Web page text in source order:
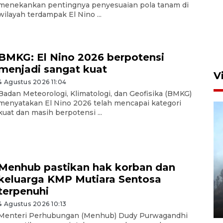
pentingnya penyesuaian pola tanam di
terdampak El Nino ...
El Nino 2026 berpotensi
sangat kuat
Agustus 2026 11:04
Meteorologi, Klimatologi, dan Geofisika (BMKG)
El Nino 2026 telah mencapai kategori
dan masih berpotensi ...
pastikan hak korban dan
KMP Mutiara Sentosa
Agustus 2026 10:13
Perhubungan (Menhub) Dudy Purwagandhi
BPBD Jatim kerahkan "Drone
Water Spray" bantu padamkan
6 Agustus 2026 18:23